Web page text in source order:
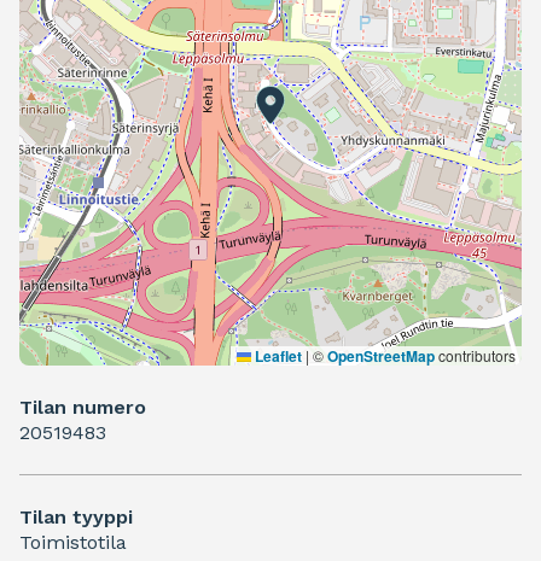
Leaflet | ©OpenStreetMapcontributors
Tilan numero
20519483
Tilan tyyppi
Toimistotila